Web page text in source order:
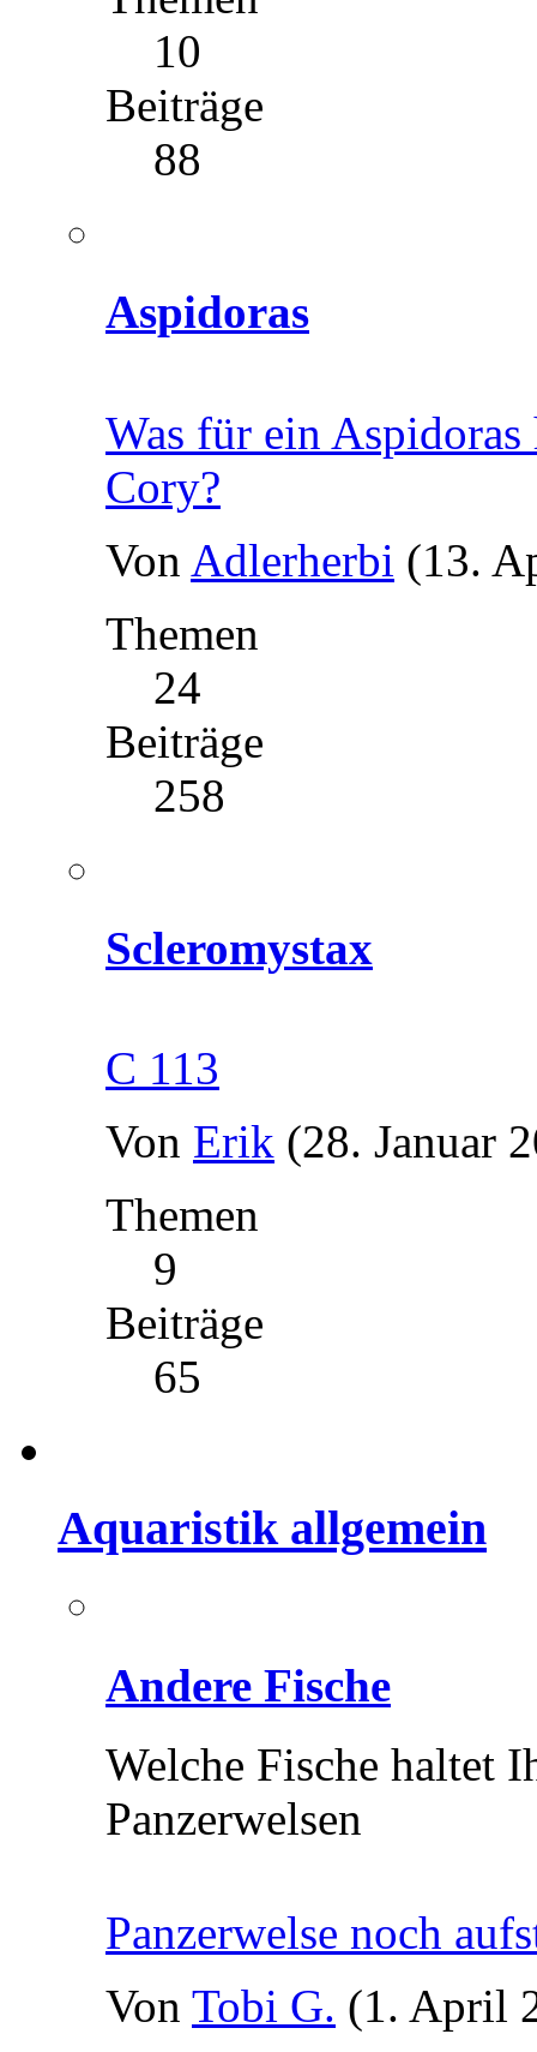
10
Beiträge
88
Aspidoras
Was für ein
Cory?
Von Adlerherbi (13.
Themen
24
Beiträge
258
Scleromystax
C 113
Von Erik (28. Januar
Themen
9
Beiträge
65
Aquaristik allgemein
Andere Fische
Welche Fische haltet
Panzerwelsen
Panzerwelse noch
Von Tobi G. (1. April